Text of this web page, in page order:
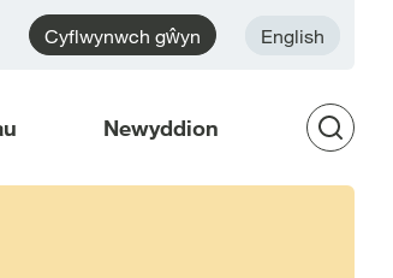
Cyflwynwch gŵyn English
Newyddion